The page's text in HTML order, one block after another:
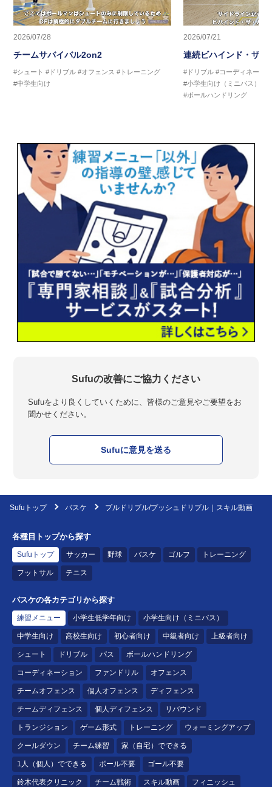
2026/07/28
チームサバイバル2on2
#シュート #ドリブル #オフェンス #トレーニング
#中学生向け
2026/07/21
連続ビハインド・ザ・
#ドリブル #コーディネーシ
#小学生向け（ミニバス）
#ボールハンドリング
Sufuの改善にご協力ください
Sufuをより良くしていくために、皆様のご意見やご要望をお
聞かせください。
Sufuに意見を送る
Sufuトップ バスケ プルドリブル/プッシュドリブル｜スキル動画
各種目トップから探す
Sufuトップ サッカー 野球 バスケ ゴルフ トレーニング
フットサル テニス
バスケの各カテゴリから探す
練習メニュー 小学生低学年向け 小学生向け（ミニバス）
中学生向け 高校生向け 初心者向け 中級者向け 上級者向け
シュート ドリブル パス ボールハンドリング
コーディネーション ファンドリル オフェンス
チームオフェンス 個人オフェンス ディフェンス
チームディフェンス 個人ディフェンス リバウンド
トランジション ゲーム形式 トレーニング ウォーミングアップ
クールダウン チーム練習 家（自宅）でできる
1人（個人）でできる ボール不要 ゴール不要
鈴木代表クリニック チーム戦術 スキル動画 フィニッシュ